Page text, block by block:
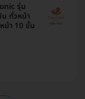
รุ่น
ทั่วหน้า
น้า 10 ขั้น